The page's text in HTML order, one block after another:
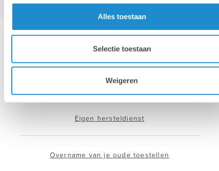
Alles toestaan
Selectie toestaan
Weigeren
Hotline & remote support
Installatie & configuratie
Eigen hersteldienst
Overname van je oude toestellen